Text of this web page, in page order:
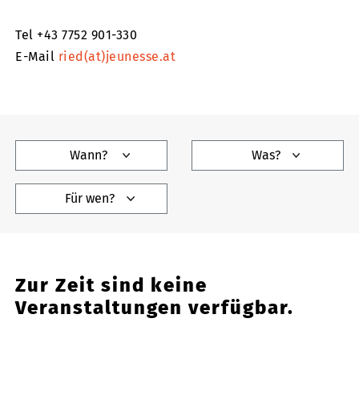
Tel +43 7752 901-330
E-Mail ried(at)jeunesse.at
Wann? Was?
Für wen?
Zur Zeit sind keine
Veranstaltungen verfügbar.